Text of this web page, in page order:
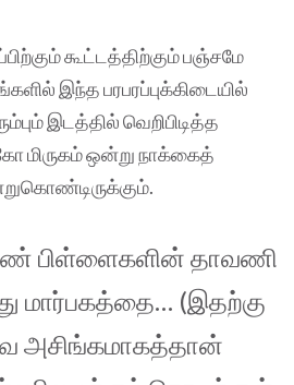
கூட்டத்திற்கும் பஞ்சமே
இந்த பரபரப்புக்கிடையில்
இடத்தில் வெறிபிடித்த
மிருகம் ஒன்று நாக்கைத்
பிள்ளைகளின் தாவணி
மார்பகத்தை… (இதற்கு
அசிங்கமாகத்தான்